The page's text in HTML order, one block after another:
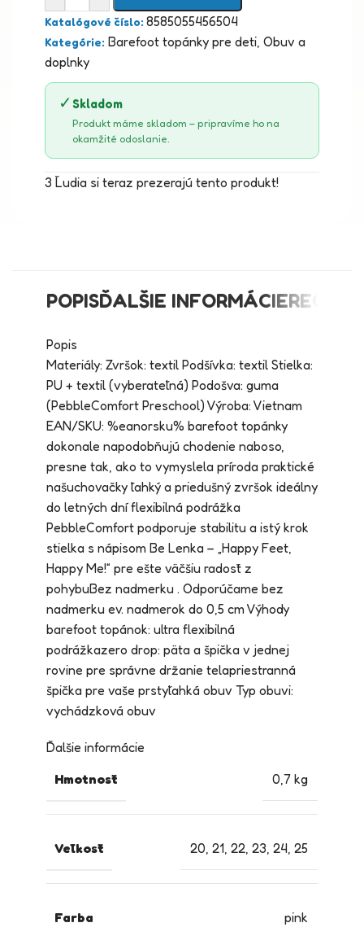
Katalógové číslo: 8585055456504
Kategórie: Barefoot topánky pre deti Obuv a
doplnky
✓ Skladom
Produkt máme skladom – pripravíme ho na
okamžité odoslanie.
3 Ľudia si teraz prezerajú tento produkt!
POPISĎALŠIE INFORMÁCIE
Popis
Materiály: Zvršok: textil Podšívka: textil Stielka:
PU + textil (vyberateľná) Podošva: guma
(PebbleComfort Preschool) Výroba: Vietnam
EAN/SKU: %eanorsku% barefoot topánky
dokonale napodobňujú chodenie naboso,
presne tak, ako to vymyslela príroda praktické
našuchovačky ľahký a priedušný zvršok ideálny
do letných dní flexibilná podrážka
PebbleComfort podporuje stabilitu a istý krok
stielka s nápisom Be Lenka – „Happy Feet,
Happy Me!“ pre ešte väčšiu radosť z
pohybuBez nadmerku . Odporúčame bez
nadmerku ev. nadmerok do 0,5 cm Výhody
barefoot topánok: ultra flexibilná
podrážkazero drop: päta a špička v jednej
rovine pre správne držanie telapriestranná
špička pre vaše prstyľahká obuv Typ obuvi:
vychádzková obuv
Ďalšie informácie
Hmotnosť
0,7 kg
Veľkosť 20, 21, 22, 23, 24, 25
Farba
pink